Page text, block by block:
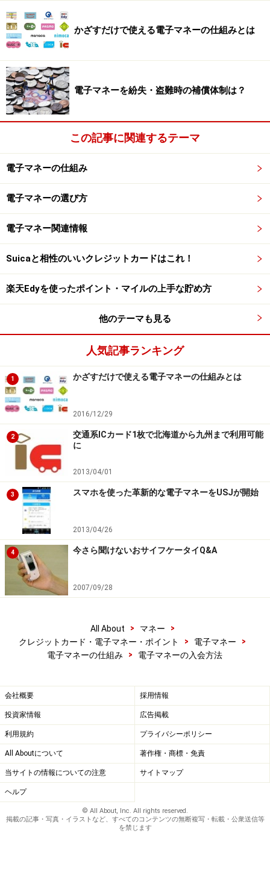
かざすだけで使える電子マネーの仕組みとは
電子マネーを紛失・盗難時の補償体制は？
この記事に関連するテーマ
電子マネーの仕組み
電子マネーの選び方
電子マネー関連情報
Suicaと相性のいいクレジットカードはこれ！
楽天Edyを使ったポイント・マイルの上手な貯め方
他のテーマも見る
人気記事ランキング
1 かざすだけで使える電子マネーの仕組みとは
2016/12/29
2
交通系ICカード1枚で北海道から九州まで利用可能
に
2013/04/01
3 スマホを使った革新的な電子マネーをUSJが開始
2013/04/26
4 今さら聞けないおサイフケータイQ&A
2007/09/28
All About > マネー
>
クレジットカード・電子マネー・ポイント
> 電子マネー
>
電子マネーの仕組み
> 電子マネーの入会方法
会社概要 採用情報
投資家情報 広告掲載
利用規約 プライバシーポリシー
All Aboutについて 著作権・商標・免責
当サイトの情報についての注意 サイトマップ
ヘルプ
© All About, Inc. All rights reserved.
掲載の記事・写真・イラストなど、すべてのコンテンツの無断複写・転載・公衆送信等
を禁じます